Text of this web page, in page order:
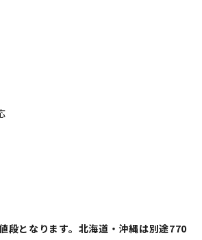
段となります。北海道・沖縄は別途770